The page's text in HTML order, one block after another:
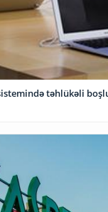
təhlükəli